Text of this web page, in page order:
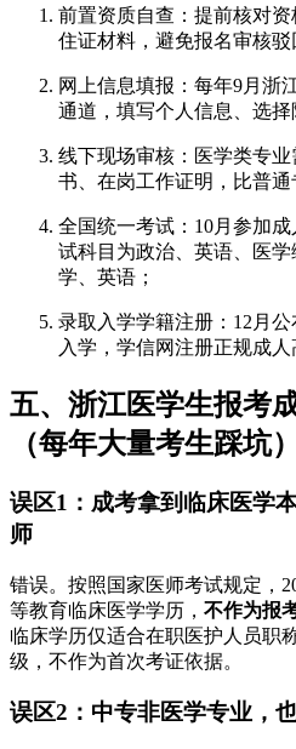
前置资质自查：提前核对
住证材料，避免报名审核驳
网上信息填报：每年9月浙
通道，填写个人信息、选择
线下现场审核：医学类专
书、在岗工作证明，比普通
全国统一考试：10月参加
试科目为政治、英语、医
学、英语；
录取入学学籍注册：12月
入学，学信网注册正规成人
五、浙江医学生报考
（每年大量考生踩坑）
误区1：成考拿到临床医学
师
错误。按照国家医师考试规定，
等教育临床医学学历， 不作为报
临床学历仅适合在职医护人员职
级，不作为首次考证依据。
误区2：中专非医学专业，